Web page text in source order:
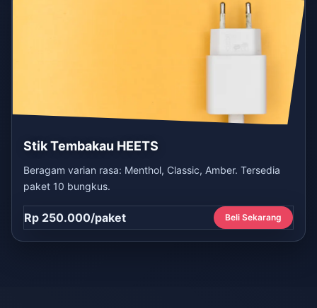
Stik Tembakau HEETS
Beragam varian rasa: Menthol, Classic, Amber. Tersedia
paket 10 bungkus.
Rp 250.000/paket Beli Sekarang